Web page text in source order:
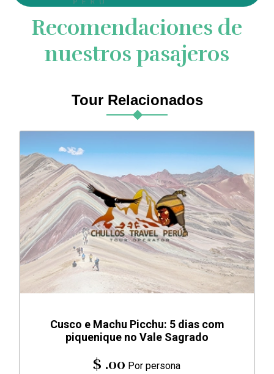
Recomendaciones de
nuestros pasajeros
Tour Relacionados
Cusco e Machu Picchu: 5 dias com
piquenique no Vale Sagrado
$ .00 Por persona